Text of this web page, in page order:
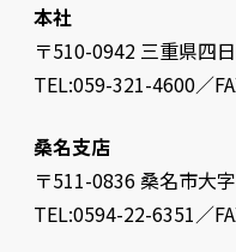
本社
〒510-0942 三重県四
TEL:059-321-4600／
桑名支店
〒511-0836 桑名市大
TEL:0594-22-6351／